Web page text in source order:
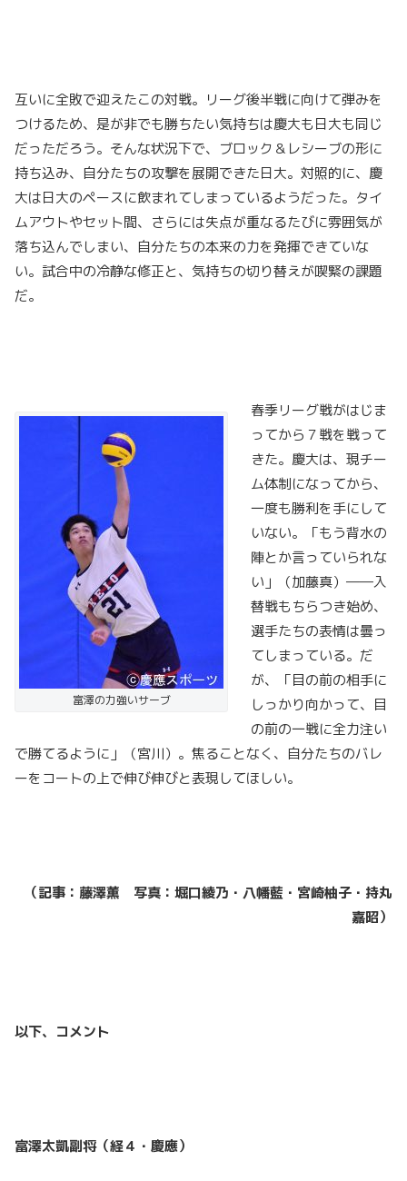
互いに全敗で迎えたこの対戦。リーグ後半戦に向けて弾みを
つけるため、是が非でも勝ちたい気持ちは慶大も日大も同じ
だっただろう。そんな状況下で、ブロック＆レシーブの形に
持ち込み、自分たちの攻撃を展開できた日大。対照的に、慶
大は日大のペースに飲まれてしまっているようだった。タイ
ムアウトやセット間、さらには失点が重なるたびに雰囲気が
落ち込んでしまい、自分たちの本来の力を発揮できていな
い。試合中の冷静な修正と、気持ちの切り替えが喫緊の課題
だ。
富澤の力強いサーブ
春季リーグ戦がはじま
ってから７戦を戦って
きた。慶大は、現チー
ム体制になってから、
一度も勝利を手にして
いない。「もう背水の
陣とか言っていられな
い」（加藤真）――入
替戦もちらつき始め、
選手たちの表情は曇っ
てしまっている。だ
が、「目の前の相手に
しっかり向かって、目
の前の一戦に全力注い
で勝てるように」（宮川）。焦ることなく、自分たちのバレ
ーをコートの上で伸び伸びと表現してほしい。
（記事：藤澤薫 写真：堀口綾乃・八幡藍・宮崎柚子・持丸
嘉昭）
以下、コメント
富澤太凱副将（経４・慶應）